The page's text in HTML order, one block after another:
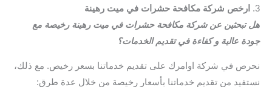
3.
ارخص شركة مكافحة حشرات في ميت رهينة
هل تبحثين عن شركة مكافحة حشرات في ميت رهينة رخيصة مع
جودة عالية و كفاءة في تقديم الخدمات؟
نحرص في شركة اوامرك على تقديم خدماتنا بسعر رخيص. مع ذلك،
نستفيد من تقديم خدماتنا بأسعار رخيصة من خلال عدة طرق: